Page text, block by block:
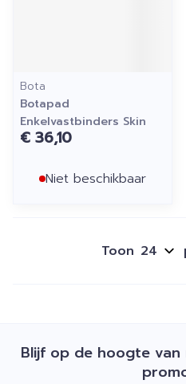
Bota
Botapad
Enkelvastbinders Skin
€ 36,10
Niet beschikbaar
Toon
Blijf op de hoogte